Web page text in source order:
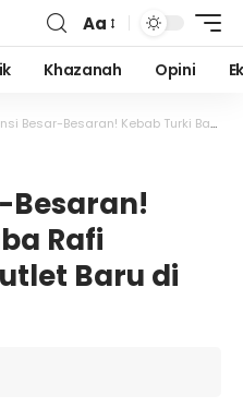
Font
Resizer
Aa
Khazanah Opini
Besaran! Kebab Turki Baba Rafi Luncurkan 15 Outlet Baru di Bekasi
Besaran!
Rafi
Baru di